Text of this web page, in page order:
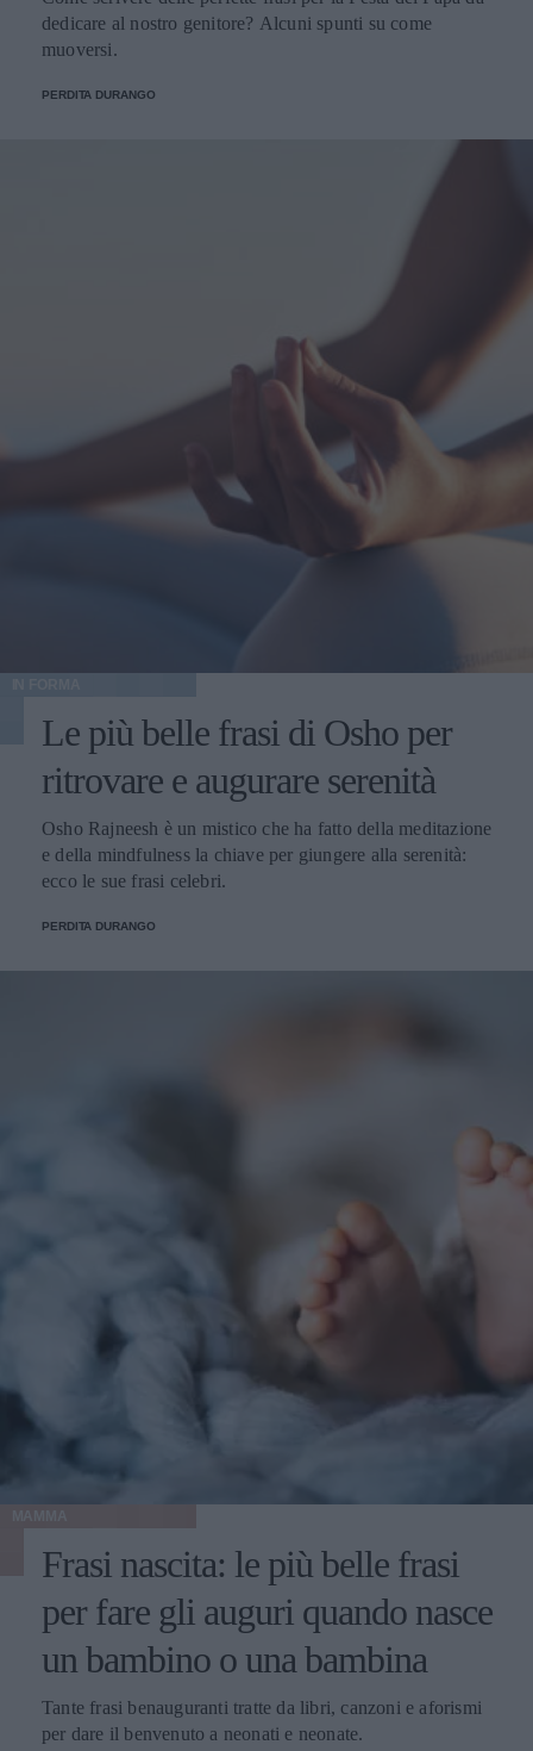
dedicare al nostro genitore? Alcuni spunti su come
muoversi.
PERDITA DURANGO
Le più belle frasi di Osho per
ritrovare e augurare serenità
Osho Rajneesh è un mistico che ha fatto della meditazione
e della mindfulness la chiave per giungere alla serenità:
ecco le sue frasi celebri.
PERDITA DURANGO
Frasi nascita: le più belle frasi
per fare gli auguri quando nasce
un bambino o una bambina
Tante frasi benauguranti tratte da libri, canzoni e aforismi
per dare il benvenuto a neonati e neonate.